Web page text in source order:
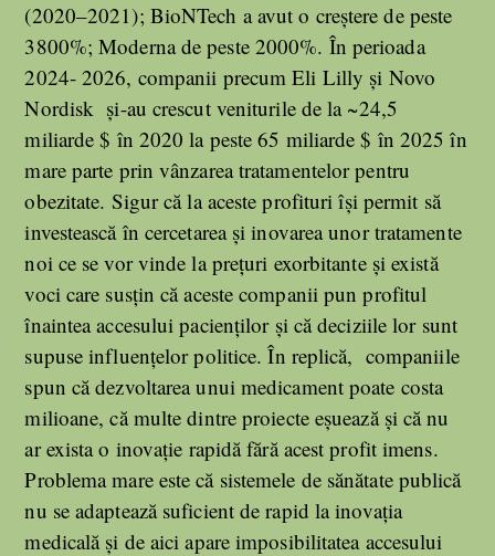
(2020–2021); BioNTech a avut o creștere de peste
3800%; Moderna de peste 2000%. În perioada
2024- 2026, companii precum Eli Lilly și Novo
Nordisk și-au crescut veniturile de la ~24,5
miliarde $ în 2020 la peste 65 miliarde $ în 2025 în
mare parte prin vânzarea tratamentelor pentru
obezitate. Sigur că la aceste profituri își permit să
investească în cercetarea și inovarea unor tratamente
noi ce se vor vinde la prețuri exorbitante și există
voci care susțin că aceste companii pun profitul
înaintea accesului pacienților și că deciziile lor sunt
supuse influențelor politice. În replică, companiile
spun că dezvoltarea unui medicament poate costa
milioane, că multe dintre proiecte eșuează și că nu
ar exista o inovație rapidă fără acest profit imens.
Problema mare este că sistemele de sănătate publică
nu se adaptează suficient de rapid la inovația
medicală și de aici apare imposibilitatea accesului